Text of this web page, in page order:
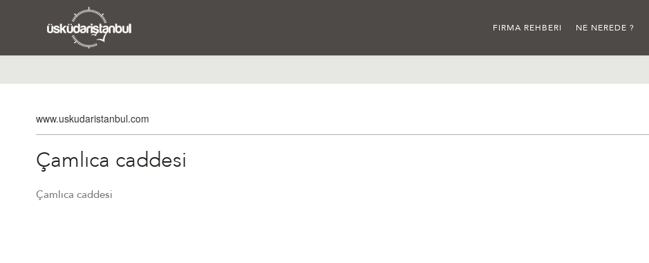
FIRMA REHBERI NE NEREDE ?
www.uskudaristanbul.com
Çamlıca caddesi
Çamlıca caddesi